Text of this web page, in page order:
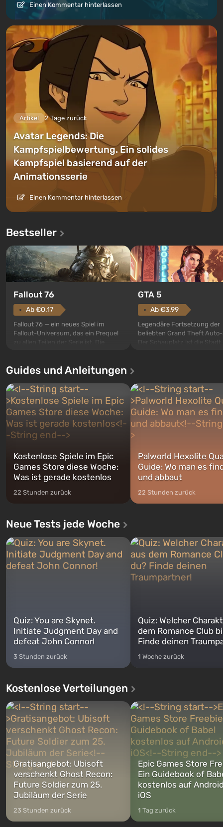
Einen Kommentar hinterlassen
Artikel 2 Tage zurück
Avatar Legends: Die
Kampfspielbewertung. Ein solides
Kampfspiel basierend auf der
Animationsserie
Einen Kommentar hinterlassen
Bestseller
Fallout 76
Ab €0.17
Fallout 76 — ein neues Spiel im
Fallout-Universum, das ein Prequel
zu allen Teilen der Serie ist. Die
sollte laut den Plänen der Vault-Tec-
nach dem Abwurf von Atombomben
auf Amerika geöffnet wird. De...
GTA 5
Ab €3.99
Legendäre Fortsetzung der
beliebten Grand Theft Auto-
Der Schauplatz ist die Stadt
Charakteren: Michael,
Franklin, zwischen denen
jederzeit...
Guides und Anleitungen
Kostenlose Spiele im Epic
Games Store diese Woche:
Was ist gerade kostenlos
22 Stunden zurück
Palworld Hexolite
Guide: Wo man es
und abbaut
22 Stunden zurück
Neue Tests jede Woche
Quiz: You are Skynet.
Initiate Judgment Day and
defeat John Connor!
3 Stunden zurück
Quiz: Welcher
dem Romance Club
Finde deinen
1 Woche zurück
Kostenlose Verteilungen
Gratisangebot: Ubisoft
verschenkt Ghost Recon:
Future Soldier zum 25.
Jubiläum der Serie
23 Stunden zurück
Epic Games Store
Ein Guidebook of
kostenlos auf
iOS
1 Tag zurück